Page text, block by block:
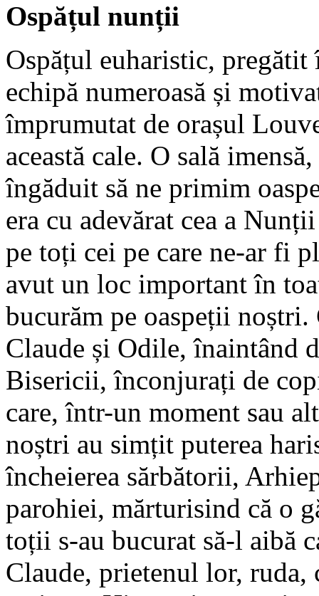
Ospățul nunții
Ospățul euharistic,
echipă numeroasă și
împrumutat de orașul
această cale. O sală
îngăduit să ne primim
era cu adevărat cea a
pe toți cei pe care ne-ar fi
avut un loc important în
bucurăm pe oaspeții
Claude și Odile, înaintând
Bisericii, înconjurați de
care, într-un moment sau
noștri au simțit puterea
încheierea sărbătorii,
parohiei, mărturisind că o
toții s-au bucurat să-l aibă
Claude, prietenul lor,